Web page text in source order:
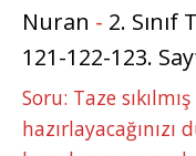
Nuran - 2.
121-122-123.
Soru: Taze